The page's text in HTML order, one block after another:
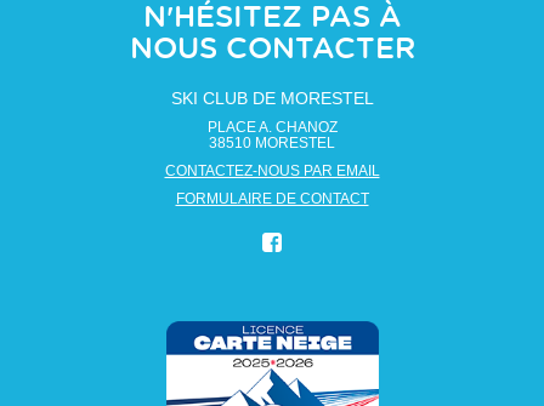
N'HÉSITEZ PAS À
NOUS CONTACTER
SKI CLUB DE MORESTEL
PLACE A. CHANOZ
38510 MORESTEL
CONTACTEZ-NOUS PAR EMAIL
FORMULAIRE DE CONTACT